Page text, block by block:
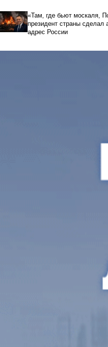
«Там, где бьют москаля,
президент страны сделал
адрес России